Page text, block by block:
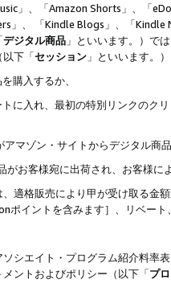
」、「Amazon Shorts」、「
」、 「Kindle Blogs」、「
デジタル商品 」といいます。）で
以下「セッション 」といいます。
購入するか、
に入れ、最初の特別リンクのク
マゾン・サイトからデジタル
がお客様宛に出荷され、お客様
、適格販売により甲が受け取る金
ポイントを含みます］、リベー
シエイト・プログラム紹介料率
ントおよびポリシー（以下「プ